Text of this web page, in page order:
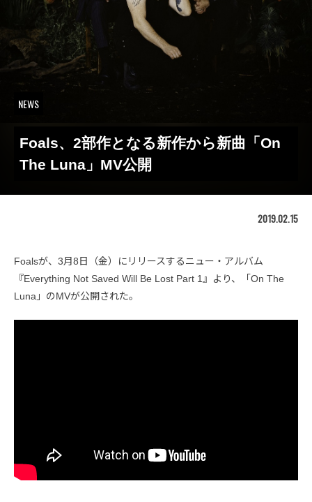
NEWS
Foals、2部作となる新作から新曲「On
The Luna」MV公開
2019.02.15
Foalsが、3月8日（金）にリリースするニュー・アルバム
『Everything Not Saved Will Be Lost Part 1』より、「On The
Luna」のMVが公開された。